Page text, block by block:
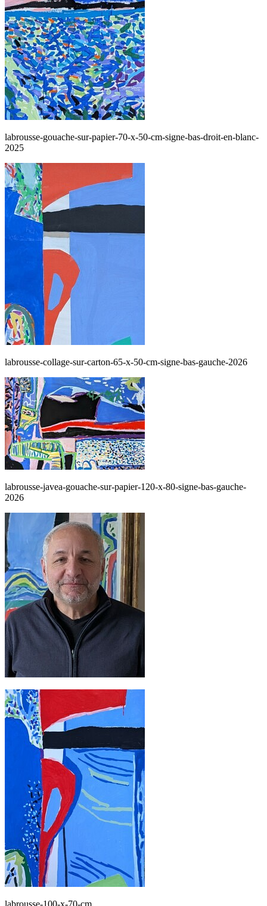
labrousse-gouache-sur-papier-70-x-50-cm-signe-bas-droit-en-blanc-
2025
labrousse-collage-sur-carton-65-x-50-cm-signe-bas-gauche-2026
labrousse-javea-gouache-sur-papier-120-x-80-signe-bas-gauche-
2026
labrousse-100-x-70-cm